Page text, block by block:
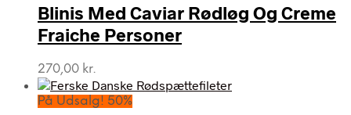
885,00 kr..295,00 kr..
Blinis Med Caviar Rødløg Og Creme
Fraiche Personer
270,00 kr.
På Udsalg! 50%